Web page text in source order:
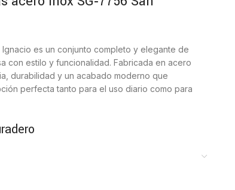
Ignacio es un conjunto completo y elegante de
con estilo y funcionalidad. Fabricada en acero
durabilidad y un acabado moderno que
perfecta tanto para el uso diario como para
manteniendo las piezas en perfecto